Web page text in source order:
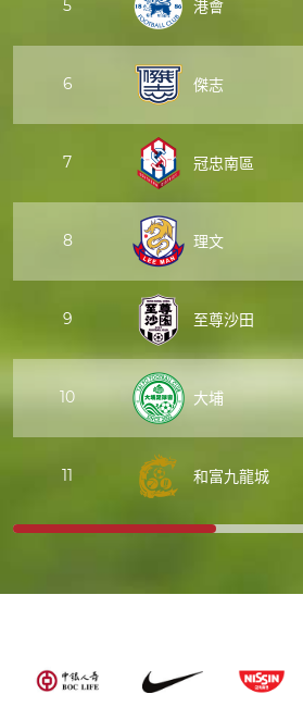
5 港會
6 傑志
7 冠忠南區
8 理文
9 至尊沙田
10 大埔
11 和富九龍城